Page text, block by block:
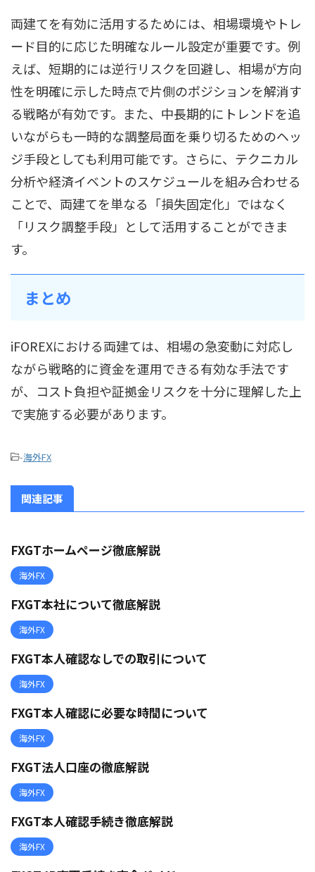
両建てを有効に活用するためには、相場環境やトレ
ード目的に応じた明確なルール設定が重要です。例
えば、短期的には逆行リスクを回避し、相場が方向
性を明確に示した時点で片側のポジションを解消す
る戦略が有効です。また、中長期的にトレンドを追
いながらも一時的な調整局面を乗り切るためのヘッ
ジ手段としても利用可能です。さらに、テクニカル
分析や経済イベントのスケジュールを組み合わせる
ことで、両建てを単なる「損失固定化」ではなく
「リスク調整手段」として活用することができま
す。
まとめ
iFOREXにおける両建ては、相場の急変動に対応し
ながら戦略的に資金を運用できる有効な手法です
が、コスト負担や証拠金リスクを十分に理解した上
で実施する必要があります。
-海外FX
関連記事
FXGTホームページ徹底解説
海外FX
FXGT本社について徹底解説
海外FX
FXGT本人確認なしでの取引について
海外FX
FXGT本人確認に必要な時間について
海外FX
FXGT法人口座の徹底解説
海外FX
FXGT本人確認手続き徹底解説
海外FX